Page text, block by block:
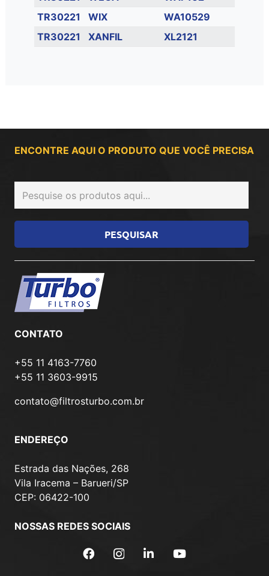
TR30221
WIX
WA10529
TR30221
XANFIL XL2121
ENCONTRE AQUI O PRODUTO QUE VOCÊ PRECISA
CONTATO
+55 11 4163-7760
+55 11 3603-9915
contato@filtrosturbo.com.br
ENDEREÇO
Estrada das Nações, 268
Vila Iracema – Barueri/SP
CEP: 06422-100
NOSSAS REDES SOCIAIS